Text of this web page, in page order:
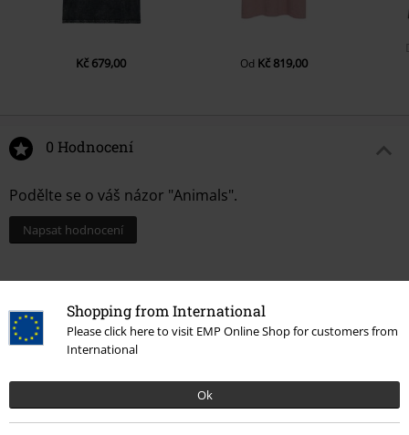
Shopping from International
Please click here to visit EMP Online Shop for customers from
International
Ok
Kč 679,00 Od Kč 819,00
0 Hodnocení
Podělte se o váš názor "Animals".
Napsat hodnocení